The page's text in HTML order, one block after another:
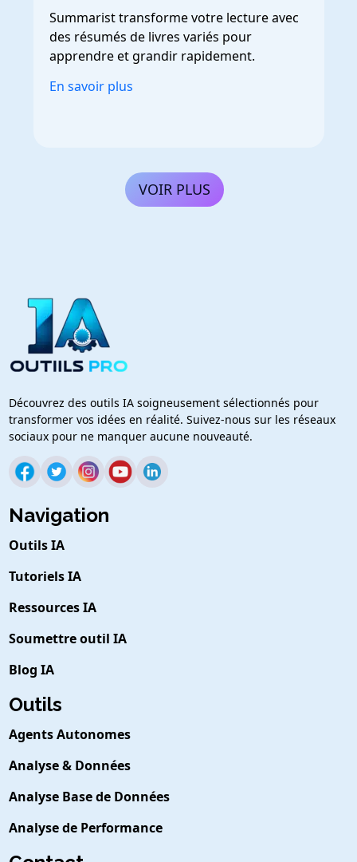
Summarist transforme votre lecture avec
des résumés de livres variés pour
apprendre et grandir rapidement.
En savoir plus
VOIR PLUS
Découvrez des outils IA soigneusement sélectionnés pour
transformer vos idées en réalité. Suivez-nous sur les réseaux
sociaux pour ne manquer aucune nouveauté.
Navigation
Outils IA
Tutoriels IA
Ressources IA
Soumettre outil IA
Blog IA
Outils
Agents Autonomes
Analyse & Données
Analyse Base de Données
Analyse de Performance